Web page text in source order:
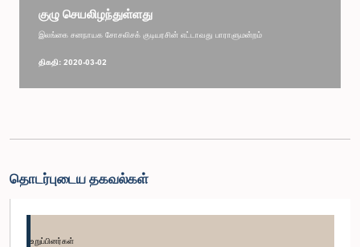
குழு செயலிழந்துள்ளது
இலங்கை சனநாயக சோசலிசக் குடியரசின் எட்டாவது பாராளுமன்றம்
திகதி: 2020-03-02
தொடர்புடைய தகவல்கள்
உறுப்பினர்கள்